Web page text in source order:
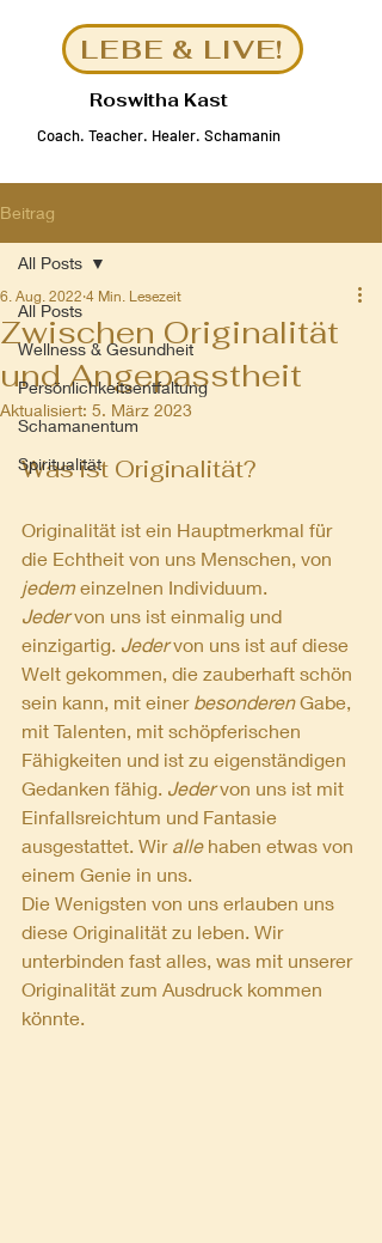
LEBE & LIVE!
Roswitha Kast
Coach. Teacher. Healer. Schamanin
Beitrag
All Posts
Wellness & Gesundheit
Persönlichkeitsentfaltung
Schamanentum
Spiritualität
All Posts
Zwischen Originalität
und Angepasstheit
6. Aug. 2022 4 Min. Lesezeit
Aktualisiert: 5. März 2023
Was ist Originalität?
Originalität ist ein Hauptmerkmal für
die Echtheit von uns Menschen, von
jedem einzelnen Individuum.
Jeder von uns ist einmalig und
einzigartig. Jeder von uns ist auf diese
Welt gekommen, die zauberhaft schön
sein kann, mit einer besonderen Gabe,
mit Talenten, mit schöpferischen
Fähigkeiten und ist zu eigenständigen
Gedanken fähig. Jeder von uns ist mit
Einfallsreichtum und Fantasie
ausgestattet. Wir alle haben etwas von
einem Genie in uns.
Die Wenigsten von uns erlauben uns
diese Originalität zu leben. Wir
unterbinden fast alles, was mit unserer
Originalität zum Ausdruck kommen
könnte.